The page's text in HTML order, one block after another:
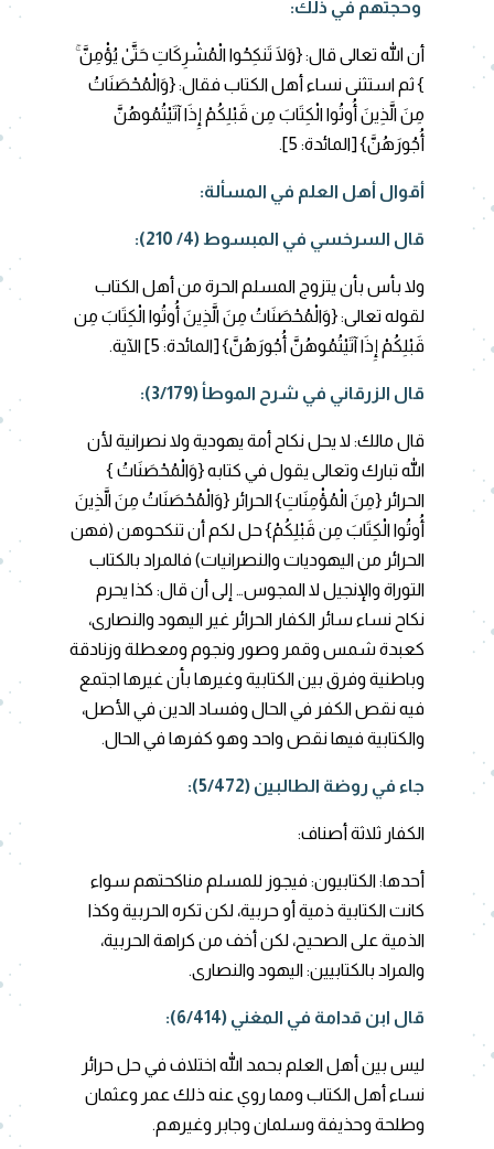
وحجتهم في ذلك:
أن الله تعالى قال: {وَلَا تَنكِحُوا الْمُشْرِكَاتِ حَتَّىٰ يُؤْمِنَّ ۚ
} ثم استثنى نساء أهل الكتاب فقال: {وَالْمُحْصَنَاتُ
مِنَ الَّذِينَ أُوتُوا الْكِتَابَ مِن قَبْلِكُمْ إِذَا آتَيْتُمُوهُنَّ
أُجُورَهُنَّ} [المائدة: 5].
أقوال أهل العلم في المسألة:
قال السرخسي في المبسوط (4/ 210):
ولا بأس بأن يتزوج المسلم الحرة من أهل الكتاب
لقوله تعالى: {وَالْمُحْصَنَاتُ مِنَ الَّذِينَ أُوتُوا الْكِتَابَ مِن
قَبْلِكُمْ إِذَا آتَيْتُمُوهُنَّ أُجُورَهُنَّ} [المائدة: 5] الآية .
قال الزرقاني في شرح الموطأ (3/179):
قال مالك: لا يحل نكاح أمة يهودية ولا نصرانية لأن
الله تبارك وتعالى يقول في كتابه {وَالْمُحْصَنَاتُ }
الحرائر {مِنَ الْمُؤْمِنَاتِ} الحرائر {وَالْمُحْصَنَاتُ مِنَ الَّذِينَ
أُوتُوا الْكِتَابَ مِن قَبْلِكُمْ}حل لكم أن تنكحوهن (فهن
الحرائر من اليهوديات والنصرانيات) فالمراد بالكتاب
التوراة والإنجيل لا المجوس… إلى أن قال: كذا يحرم
نكاح نساء سائر الكفار الحرائر غير اليهود والنصارى،
كعبدة شمس وقمر وصور ونجوم ومعطلة وزنادقة
وباطنية وفرق بين الكتابية وغيرها بأن غيرها اجتمع
فيه نقص الكفر في الحال وفساد الدين في الأصل،
والكتابية فيها نقص واحد وهو كفرها في الحال.
جاء في روضة الطالبين (5/472):
الكفار ثلاثة أصناف:
أحدها: الكتابيون: فيجوز للمسلم مناكحتهم سواء
كانت الكتابية ذمية أو حربية، لكن تكره الحربية وكذا
الذمية على الصحيح، لكن أخف من كراهة الحربية،
والمراد بالكتابيين: اليهود والنصارى.
قال ابن قدامة في المغني (6/414):
ليس بين أهل العلم بحمد الله اختلاف في حل حرائر
نساء أهل الكتاب ومما روي عنه ذلك عمر وعثمان
وطلحة وحذيفة وسلمان وجابر وغيرهم.